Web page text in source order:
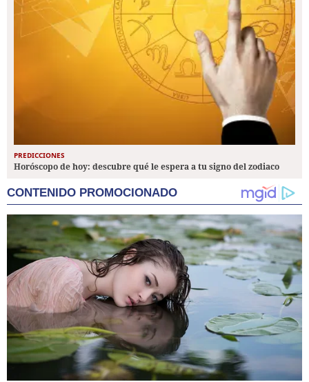
PREDICCIONES
Horóscopo de hoy: descubre qué le espera a tu signo del zodiaco
CONTENIDO PROMOCIONADO